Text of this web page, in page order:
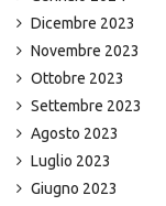
Dicembre 2023
Novembre 2023
Ottobre 2023
Settembre 2023
Agosto 2023
Luglio 2023
Giugno 2023